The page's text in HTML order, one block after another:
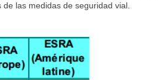
las medidas de seguridad vial.